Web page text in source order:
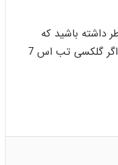
داشته باشید که
این حالت در مقایسه با 60 هرتز تأثیر بیشتری در دوام باتری خواهد داشت، بنابراین تعجب نکنید اگر گلکسی تب اس 7